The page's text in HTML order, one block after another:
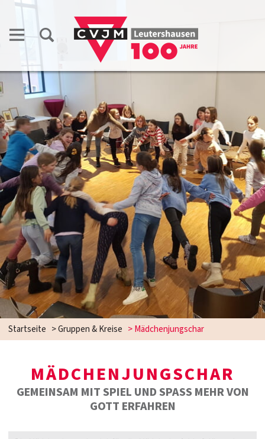
Startseite >Gruppen & Kreise >Mädchenjungschar
MÄDCHENJUNGSCHAR
GEMEINSAM MIT SPIEL UND SPASS MEHR VON
GOTT ERFAHREN